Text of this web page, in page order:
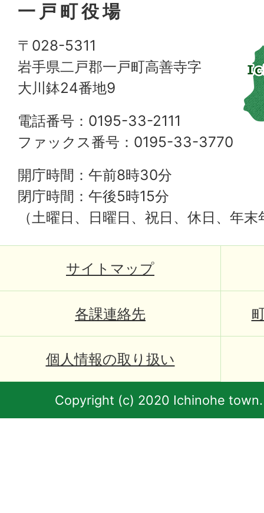
一戸町役場
〒028-5311
岩手県二戸郡一戸町高善寺字
大川鉢24番地9
電話番号：0195-33-2111
ファックス番号：0195-33-3770
開庁時間：午前8時30分
閉庁時間：午後5時15分
（土曜日、日曜日、祝日、休日、年
サイトマップ
各課連絡先
個人情報の取り扱い
Copyright (c) 2020 Ichinohe